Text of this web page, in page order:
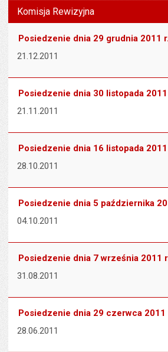
Komisja Rewizyjna
Posiedzenie dnia 29 grudnia 2011
21.12.2011
Posiedzenie dnia 30 listopada
21.11.2011
Posiedzenie dnia 16 listopada
28.10.2011
Posiedzenie dnia 5 października
04.10.2011
Posiedzenie dnia 7 września 2011
31.08.2011
Posiedzenie dnia 29 czerwca 2011
28.06.2011